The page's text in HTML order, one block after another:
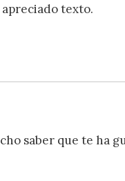
texto.
saber que te ha